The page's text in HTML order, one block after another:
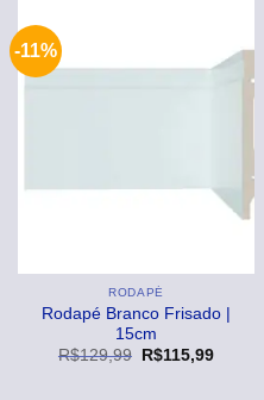
-11%
RODAPÉ
Rodapé Branco Frisado |
15cm
R$129,99
O
R$115,99O